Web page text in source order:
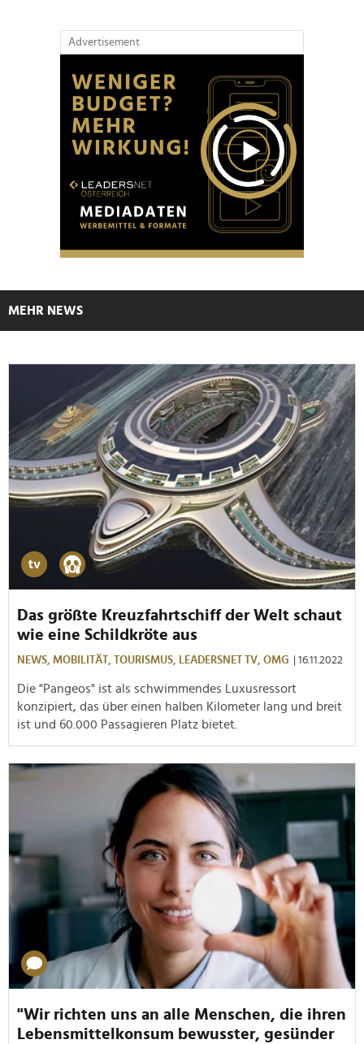
Advertisement
MEHR NEWS
Das größte Kreuzfahrtschiff der Welt schaut
wie eine Schildkröte aus
NEWS, MOBILITÄT, TOURISMUS, LEADERSNET TV, OMG | 16.11.2022
Die "Pangeos" ist als schwimmendes Luxusressort
konzipiert, das über einen halben Kilometer lang und breit
ist und 60.000 Passagieren Platz bietet.
"Wir richten uns an alle Menschen, die ihren
Lebensmittelkonsum bewusster, gesünder